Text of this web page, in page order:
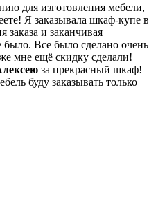
для изготовления мебели,
Я заказывала шкаф-купе в
и заканчивая
Все было сделано очень
мне ещё скидку сделали!
за прекрасный шкаф!
буду заказывать только